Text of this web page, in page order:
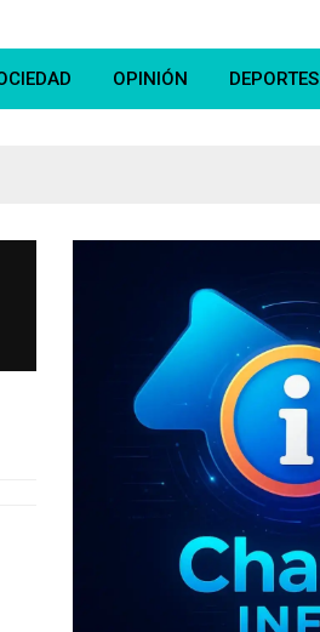
OPINIÓN DEPORTES